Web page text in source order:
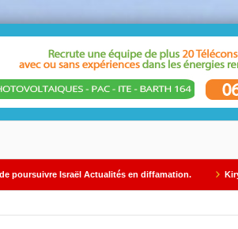
Israël Actualités en diffamation. Kiryat